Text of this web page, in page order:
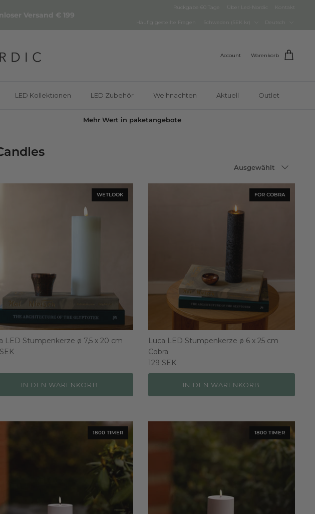
Versand € 199
Rückgabe 60 Tage Über Led-Nordic Kontakt
Häufig gestellte Fragen Schweden (SEK kr) Deutsch
Account Warenkorb
LED Kollektionen LED Zubehör Weihnachten Aktuell Outlet
Mehr Wert in paketangebote
nach
Ausgewählt
WETLOOK
LED Stumpenkerze ø 7,5 x 20 cm
IN DEN WARENKORB
FOR COBRA
Luca LED Stumpenkerze ø 6 x 25 cm
Cobra
129 SEK
IN DEN WARENKORB
1800 TIMER 1800 TIMER